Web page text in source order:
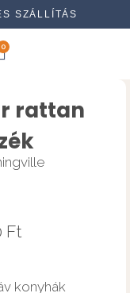
SZÁLLÍTÁS
0
rattan
Ft
konyhák